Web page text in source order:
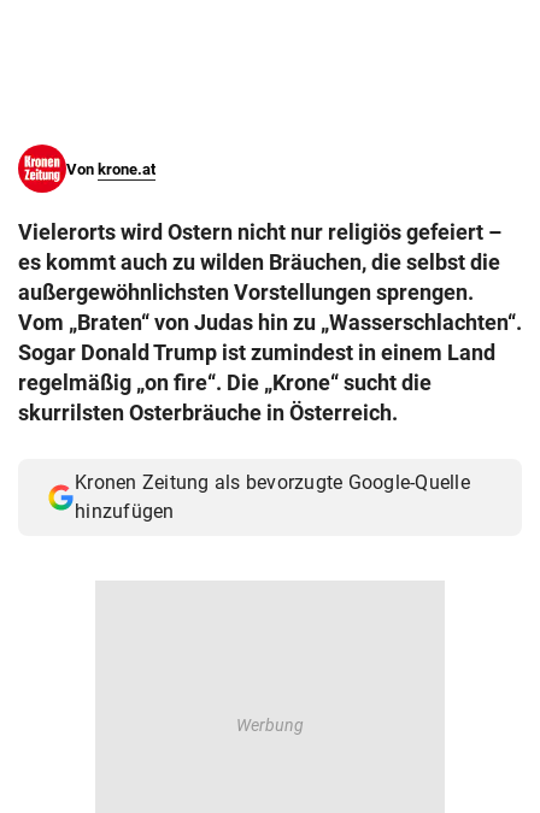
Von krone.at
Vielerorts wird Ostern nicht nur religiös gefeiert –
es kommt auch zu wilden Bräuchen, die selbst die
außergewöhnlichsten Vorstellungen sprengen.
Vom „Braten“ von Judas hin zu „Wasserschlachten“.
Sogar Donald Trump ist zumindest in einem Land
regelmäßig „on fire“. Die „Krone“ sucht die
skurrilsten Osterbräuche in Österreich.
Kronen Zeitung als bevorzugte Google-Quelle
hinzufügen